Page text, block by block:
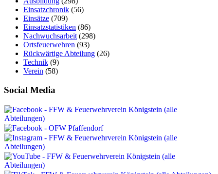
Einsatzchronik (56)
Einsätze (709)
Einsatzstatistiken (86)
Nachwuchsarbeit (298)
Ortsfeuerwehren (93)
Rückwärtige Abteilung (26)
Technik (9)
Verein (58)
Social Media